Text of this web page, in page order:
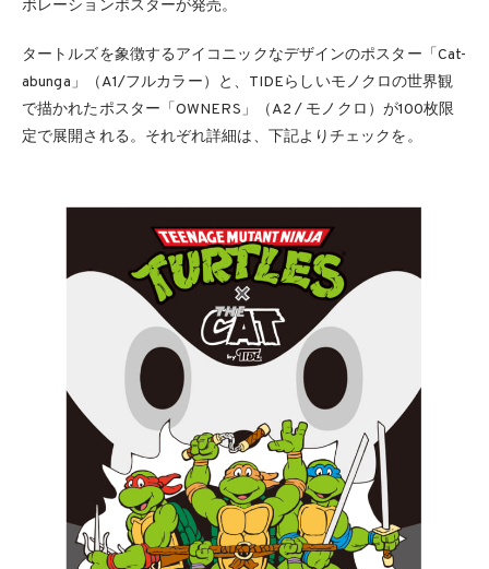
ボレーションポスターが発売。
タートルズを象徴するアイコニックなデザインのポスター「Cat-
abunga」（A1/フルカラー）と、TIDEらしいモノクロの世界観
で描かれたポスター「OWNERS」（A2 / モノクロ）が100枚限
定で展開される。それぞれ詳細は、下記よりチェックを。